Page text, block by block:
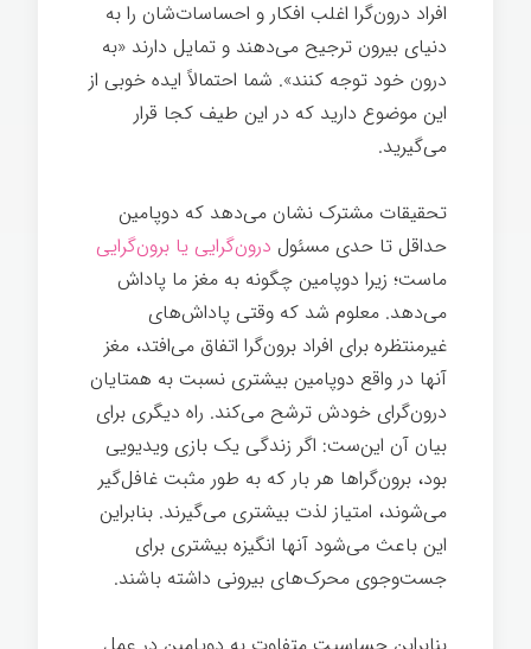
افراد درون‌گرا اغلب افکار و احساسات‌شان را به
دنیای بیرون ترجیح می‌دهند و تمایل دارند «به
درون خود توجه کنند». شما احتمالاً ایده خوبی از
این موضوع دارید که در این طیف کجا قرار
می‌گیرید.
تحقیقات مشترک نشان می‌دهد که دوپامین
حداقل تا حدی مسئول درون‌گرایی یا برون‌گرایی
ماست؛ زیرا دوپامین چگونه به مغز ما پاداش
می‌دهد. معلوم شد که وقتی پاداش‌های
غیرمنتظره برای افراد برون‌گرا اتفاق می‌افتد، مغز
آنها در واقع دوپامین بیشتری نسبت به همتایان
درون‌گرای خودش ترشح می‌کند. راه دیگری برای
بیان آن این‌ست: اگر زندگی یک بازی ویدیویی
بود، برون‌گراها هر بار که به طور مثبت غافل‌گیر
می‌شوند، امتیاز لذت بیشتری می‌گیرند. بنابراین
این باعث می‌شود آنها انگیزه بیشتری برای
جست‌وجوی محرک‌های بیرونی داشته باشند.